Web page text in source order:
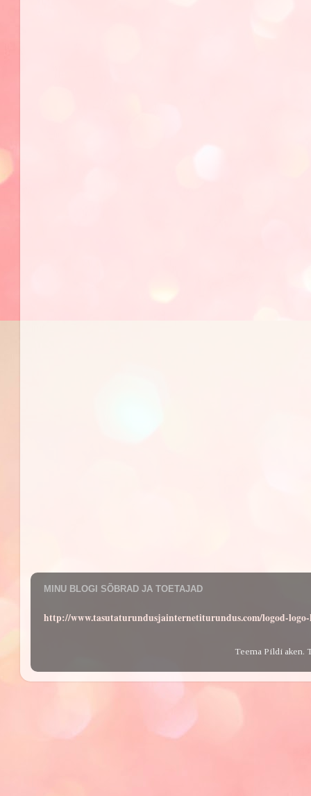
MINU BLOGI SÕBRAD JA TOETAJAD
http://www.tasutaturundusjainternetiturundus.com/logod-
Teema Pildi aken.